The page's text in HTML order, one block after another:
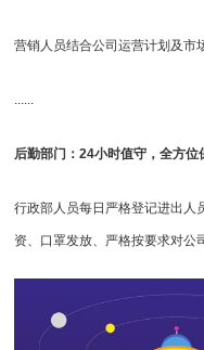
营销人员结合公司运营计划及市
后勤部门：24小时值守，全方位
行政部人员每日严格登记进出人
资、口罩发放、严格按要求对公